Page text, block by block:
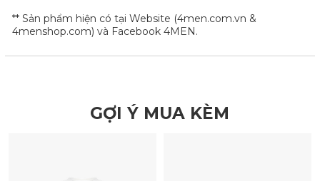
** Sản phẩm hiện có tại Website (4men.com.vn &
4menshop.com) và Facebook 4MEN.
GỢI Ý MUA KÈM